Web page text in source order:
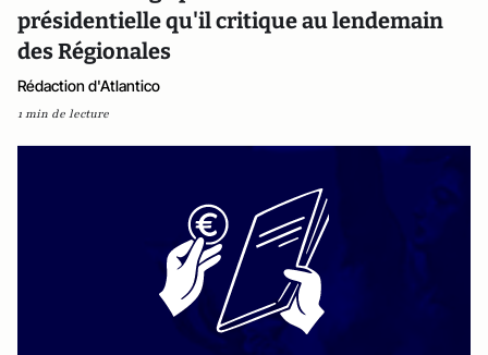
présidentielle qu'il critique au lendemain
des Régionales
Rédaction d'Atlantico
1 min de lecture